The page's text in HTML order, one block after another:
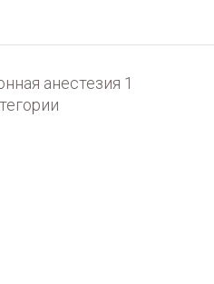
анестезия 1